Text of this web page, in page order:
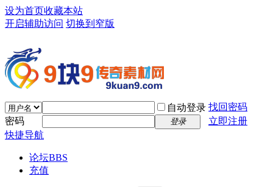
设为首页收藏本站
开启辅助访问 切换到窄版
自动登录 找回密码
密码
登录
立即注册
快捷导航
论坛BBS
充值